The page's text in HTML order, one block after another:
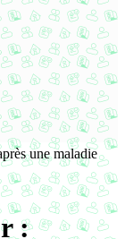
une maladie
: